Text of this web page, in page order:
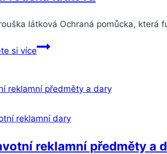
látková Ochraná pomůcka, která
si více
reklamní dary
reklamní předměty a